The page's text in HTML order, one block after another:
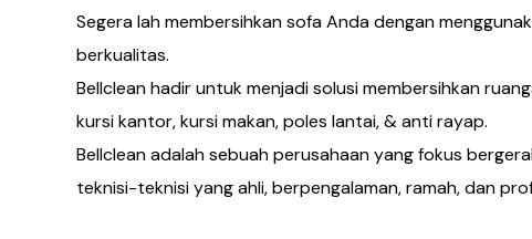
Segera lah membersihkan sofa Anda dengan
berkualitas.
Bellclean hadir untuk menjadi solusi membersihkan
kursi kantor, kursi makan, poles lantai, & anti rayap.
Bellclean adalah sebuah perusahaan yang fokus
teknisi-teknisi yang ahli, berpengalaman, ramah, dan